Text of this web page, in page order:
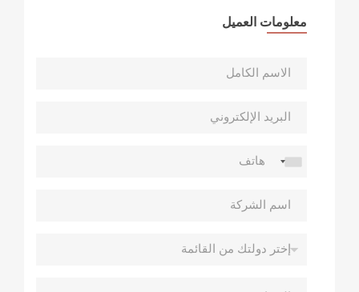
معلومات العميل